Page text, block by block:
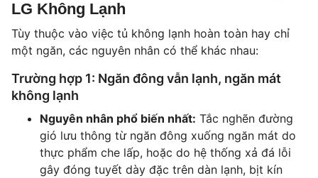
LG Không Lạnh
Tùy thuộc vào việc tủ không lạnh hoàn toàn hay chỉ
một ngăn, các nguyên nhân có thể khác nhau:
Trường hợp 1: Ngăn đông vẫn lạnh, ngăn mát
không lạnh
Nguyên nhân phổ biến nhất: Tắc nghẽn đường
gió lưu thông từ ngăn đông xuống ngăn mát do
thực phẩm che lấp, hoặc do hệ thống xả đá lỗi
gây đóng tuyết dày đặc trên dàn lạnh, bịt kín